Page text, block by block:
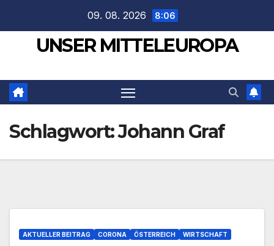
springen
09. 08. 2026 8:06
UNSER MITTELEUROPA
Schlagwort:Johann Graf
AKTUELLER BEITRAG CORONA ÖSTERREICH WIRTSCHAFT